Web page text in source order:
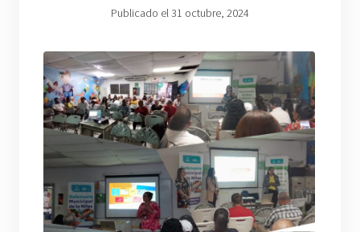
Publicado el 31 octubre, 2024